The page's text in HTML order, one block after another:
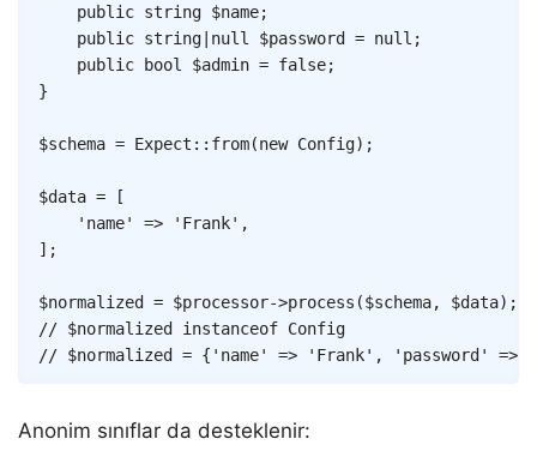
public string $name;
public string null $password = null ;
public
bool $admin = false;
}
$schema = Expect :: from(new Config) ;
$data =
[
'name'
=> 'Frank' ,
] ;
$normalized = $processor->process ($schema, $data) ;
// $normalized instanceof Config
// $normalized = {'name' => 'Frank', 'password'
Anonim sınıflar da desteklenir: